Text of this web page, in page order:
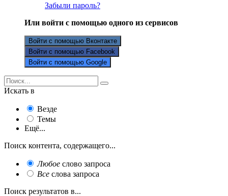
Забыли пароль?
Или войти с помощью одного из сервисов
Войти с помощью Вконтакте
Войти с помощью Facebook
Войти с помощью Google
Искать в
Везде
Темы
Ещё...
Поиск контента, содержащего...
Любое слово запроса
Все слова запроса
Поиск результатов в...